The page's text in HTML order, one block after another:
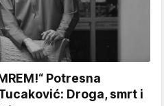
Potresna
Droga, smrt i